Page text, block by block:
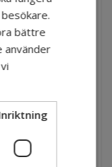
bättre
använder